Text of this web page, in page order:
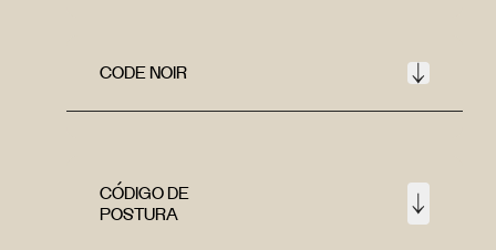
CODE NOIR
CÓDIGO DE
POSTURA